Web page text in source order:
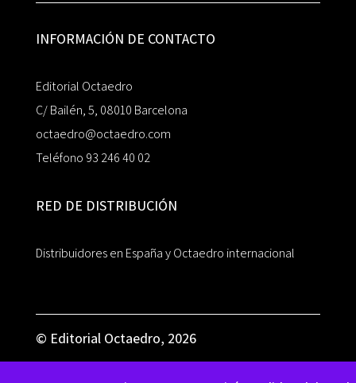
INFORMACIÓN DE CONTACTO
Editorial Octaedro
C/ Bailén, 5, 08010 Barcelona
octaedro@octaedro.com
Teléfono 93 246 40 02
RED DE DISTRIBUCIÓN
Distribuidores en España y Octaedro internacional
© Editorial Octaedro, 2026